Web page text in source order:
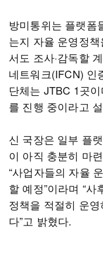
방미통위는 플랫폼
는지 자율 운영정
서도 조사·감독할
네트워크(IFCN) 인
단체는 JTBC 1곳
를 진행 중이라고
신 국장은 일부 플
이 아직 충분히 마
“사업자들의 자율
할 예정”이라며 “
정책을 적절히 운
다”고 밝혔다.